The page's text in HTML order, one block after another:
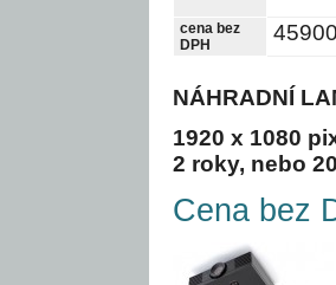
cena bez
DPH
NÁHRADNÍ
1920 x 1080
2 roky, nebo
Cena bez